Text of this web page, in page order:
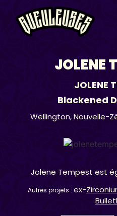
JOLENE
JOLENE
Blackened
Wellington,Nouvelle-
Jolene Tempest est
Autres projets : ex-